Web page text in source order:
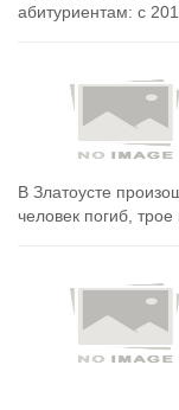
абитуриентам: с
В Златоусте
человек погиб,